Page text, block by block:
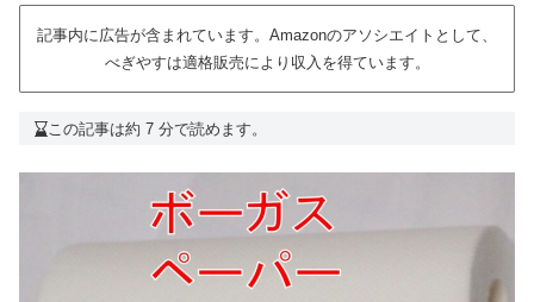
記事内に広告が含まれています。Amazonのアソシエイトとして、
べぎやすは適格販売により収入を得ています。
この記事は約 7 分で読めます。